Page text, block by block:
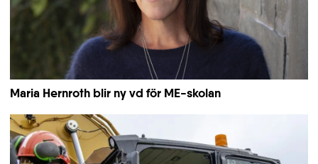
Maria Hernroth blir ny vd för ME-skolan